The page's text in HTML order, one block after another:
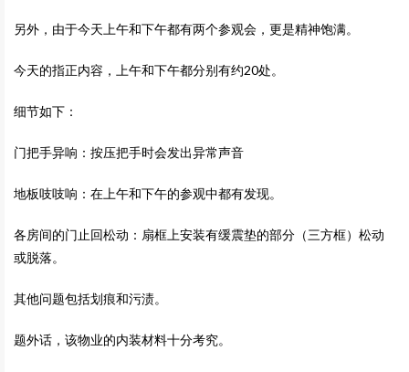
另外，由于今天上午和下午都有两个参观会，更是精神饱满。
今天的指正内容，上午和下午都分别有约20处。
细节如下：
门把手异响：按压把手时会发出异常声音
地板吱吱响：在上午和下午的参观中都有发现。
各房间的门止回松动：扇框上安装有缓震垫的部分（三方框）松动
或脱落。
其他问题包括划痕和污渍。
题外话，该物业的内装材料十分考究。